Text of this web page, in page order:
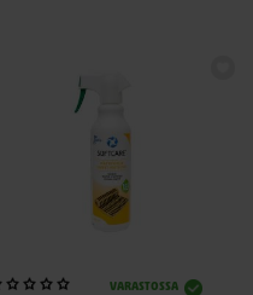
VARASTOSSA